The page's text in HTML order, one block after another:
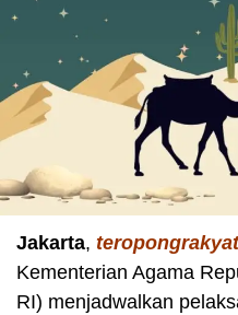
Jakarta,
Kementerian Agama
RI) menjadwalkan